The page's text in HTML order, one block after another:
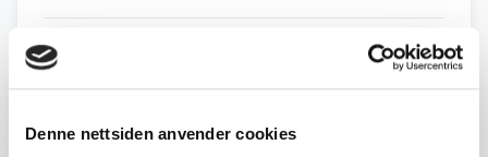
Denne nettsiden anvender cookies
Bid history
No bids yet